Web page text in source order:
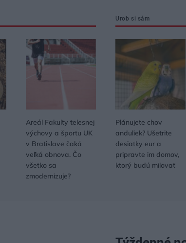
Areál Fakulty telesnej
výchovy a športu UK
v Bratislave čaká
veľká obnova. Čo
všetko sa
zmodernizuje?
Urob si sám
Plánujete chov
anduliek? Ušetrite
desiatky eur a
pripravte im domov,
ktorý budú milovať